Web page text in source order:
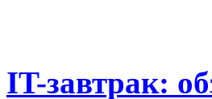
IT-завтрак: